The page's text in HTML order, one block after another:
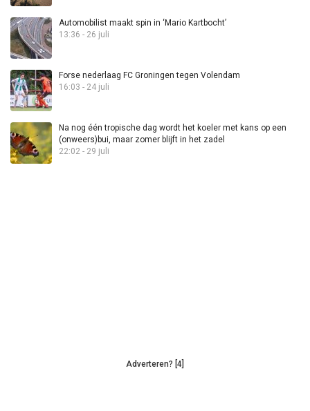
Automobilist maakt spin in ‘Mario Kartbocht’
13:36 - 26 juli
Forse nederlaag FC Groningen tegen Volendam
16:03 - 24 juli
Na nog één tropische dag wordt het koeler met kans op een
(onweers)bui, maar zomer blijft in het zadel
22:02 - 29 juli
Adverteren? [4]